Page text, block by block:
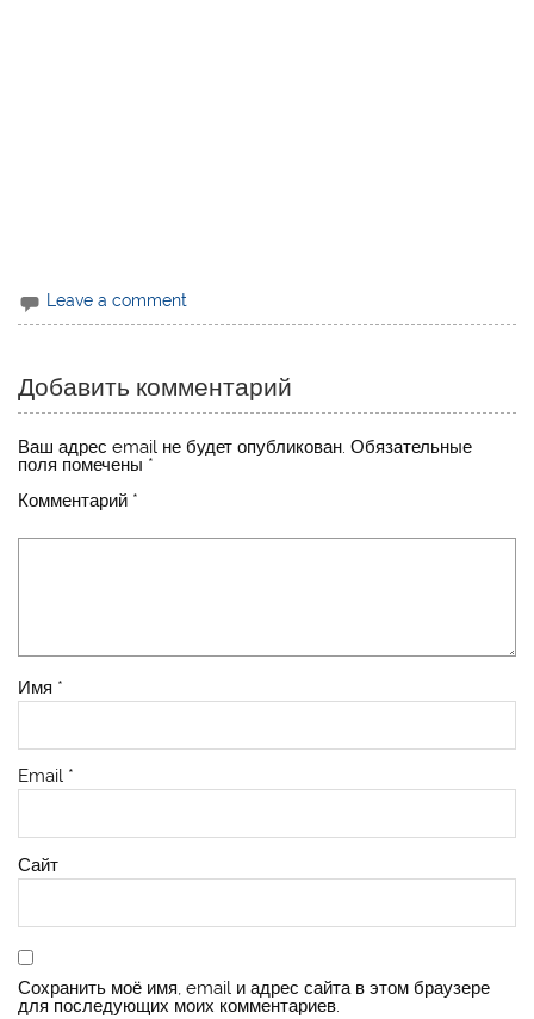
Leave a comment
Добавить комментарий
Ваш адрес email не будет опубликован. Обязательные
поля помечены *
Комментарий *
Имя *
Email *
Сайт
Сохранить моё имя, email и адрес сайта в этом браузере
для последующих моих комментариев.